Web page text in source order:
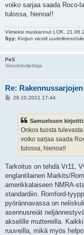
t
i
voiko sarjaa saada Roco-
tulossa, hienoa!!
Viimeksi muokannut LOK ,
Syy: Ketjun viestit
PeS
Veturinkuljettaja
Re:
V29.10.2011 17:44
Samuelsson kirjoitti:
Onkos tuosta
voiko sarjaa saada
tulossa, hienoa!!
Tarkoitus on tehdä Vr11,
englantilainen Markits/
amerikkalaiseen NMRA-
standardiin. Romford-
pyörännavassa on
asennusreiät
akselille muttereilla.
ruuveilla, mikä myös